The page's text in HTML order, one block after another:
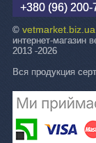
+380 (96) 200-
©vetmarket.biz.ua
интернет-магазин
2013 -2026
Вся продукция